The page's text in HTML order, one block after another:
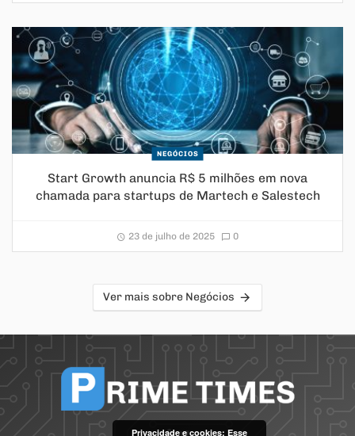
NEGÓCIOS
Start Growth anuncia R$ 5 milhões em nova
chamada para startups de Martech e Salestech
23 de julho de 2025 0
Ver mais sobre Negócios
Privacidade e cookies: Esse